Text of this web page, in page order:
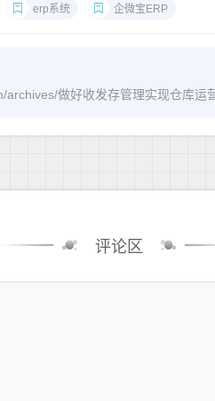
erp系统 企微宝ERP
archives/做好收发存管理实现仓库运
评论区